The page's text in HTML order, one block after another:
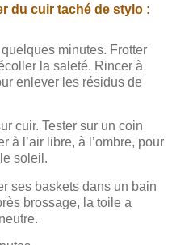
du cuir taché de stylo :
minutes. Frotter
la saleté. Rincer à
enlever les résidus de
cuir. Tester sur un coin
à l’air libre, à l’ombre, pour
soleil.
ses baskets dans un bain
brossage, la toile a